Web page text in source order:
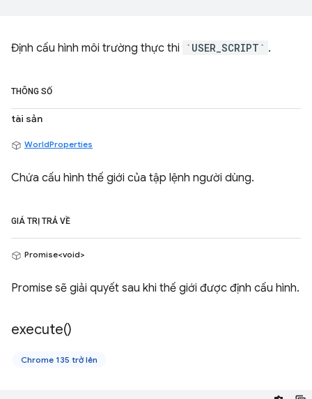
Định cấu hình môi trường thực thi `USER_SCRIPT` .
THÔNG SỐ
tài sản
WorldProperties
Chứa cấu hình thế giới của tập lệnh người dùng.
GIÁ TRỊ TRẢ VỀ
Promise<void>
Promise sẽ giải quyết sau khi thế giới được định cấu hình.
execute()
Chrome 135 trở lên